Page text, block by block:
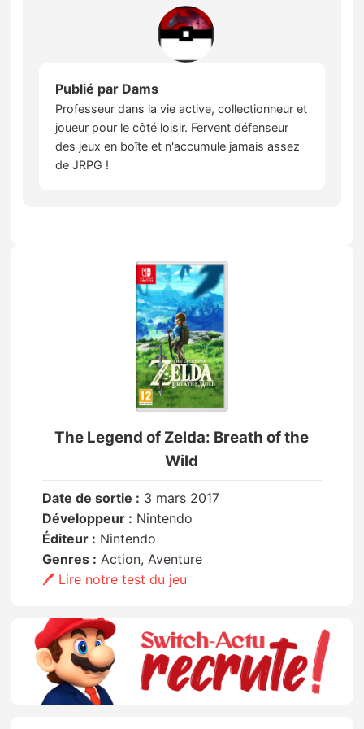
Publié par Dams
Professeur dans la vie active, collectionneur et
joueur pour le côté loisir. Fervent défenseur
des jeux en boîte et n'accumule jamais assez
de JRPG !
The Legend of Zelda: Breath of the
Wild
Date de sortie : 3 mars 2017
Développeur : Nintendo
Éditeur : Nintendo
Genres : Action, Aventure
🖊️ Lire notre test du jeu